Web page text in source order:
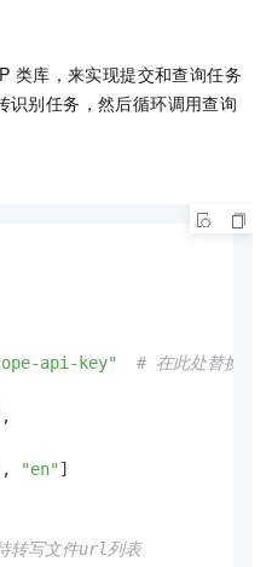
类库，来实现提交和查询任务
识别任务，然后循环调用查询
api-key"
# 在此处替换为
,
, "en" ]
转写文件url列表